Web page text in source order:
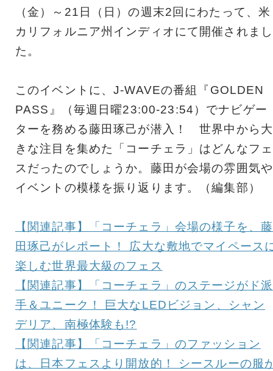
（金）～21日（日）の週末2回にわたって、米
カリフォルニア州インディオにて開催されまし
た。
このイベントに、J-WAVEの番組『GOLDEN
PASS』（毎週日曜23:00-23:54）でナビゲー
ターを務める藤田琢己が潜入！ 世界中から大
きな注目を集めた「コーチェラ」はどんなフェ
スだったのでしょうか。藤田が会場の雰囲気や
イベントの模様を振り返ります。（編集部）
【関連記事】「コーチェラ」会場の様子を、藤
田琢己がレポート！ 広大な敷地でマイペース
楽しむ世界最大級のフェス
【関連記事】「コーチェラ」のステージがド派
手＆ユニーク！ 巨大なLEDビジョン、シャン
デリア、南極体験も!?
【関連記事】「コーチェラ」のファッション
は、日本フェスより開放的！ シースルーの服